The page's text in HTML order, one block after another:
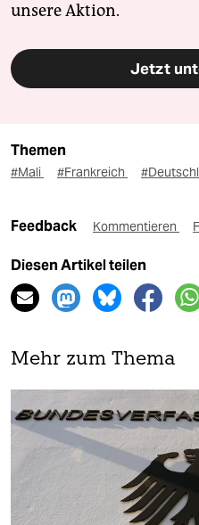
unsere Aktion.
Jetzt
Themen
#Mali #Frankreich
Feedback Kommentieren
Diesen Artikel teilen
Mehr zum Thema